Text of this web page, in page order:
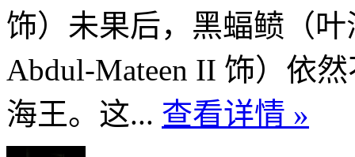
饰）未果后，黑蝠鲼（叶
Abdul-Mateen II 饰）依
海王。这... 查看详情 »